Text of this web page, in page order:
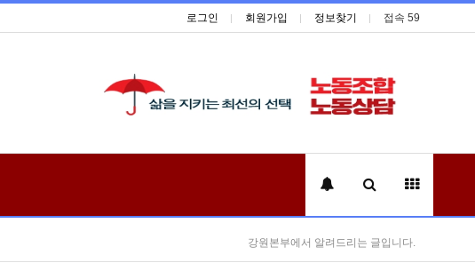
로그인 회원가입 정보찾기 접속 59
강원본부에서 알려드리는 글입니다.